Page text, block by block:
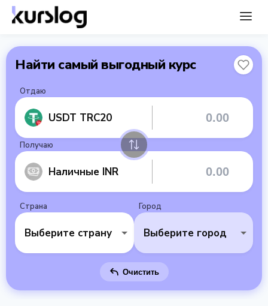
Найти самый выгодный курс
Отдаю
USDT TRC20
Получаю
Наличные INR
Страна
Выберите страну
Город
Выберите город
Очистить